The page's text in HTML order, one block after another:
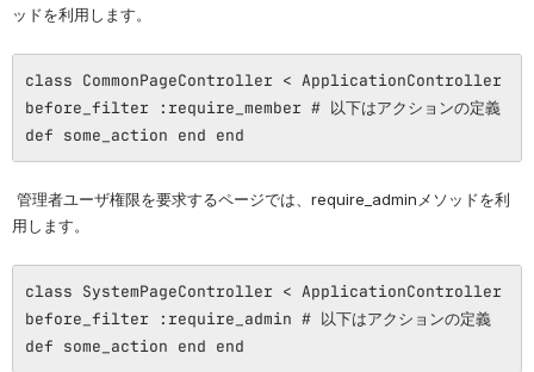
ッドを利用します。
class CommonPageController < ApplicationController
before_filter :require_member # 以下はアクションの定義
def some_action end end
管理者ユーザ権限を要求するページでは、require_adminメソッドを利
用します。
class SystemPageController < ApplicationController
before_filter :require_admin # 以下はアクションの定義
def some_action end end